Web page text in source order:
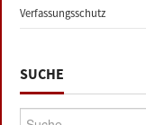
Verfassungsschutz
SUCHE
Suche: